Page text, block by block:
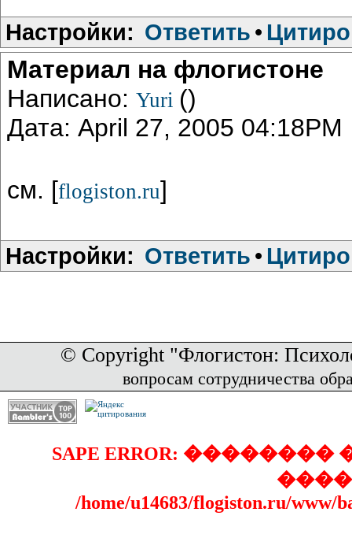
Настройки: Ответить •
Материал на флогистоне
Написано: Yuri ()
Дата: April 27, 2005 04:18PM
см. [flogiston.ru]
Настройки: Ответить •
© Copyright "Флогистон:
вопросам сотрудничества
SAPE ERROR:
/home/u14683/flogiston.ru/www/